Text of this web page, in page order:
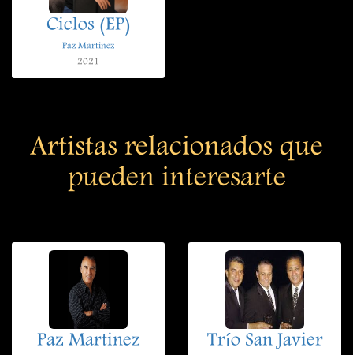
Ciclos (EP)
Paz Martinez
2021
Artistas relacionados que
pueden interesarte
Paz Martinez Trío San Javier